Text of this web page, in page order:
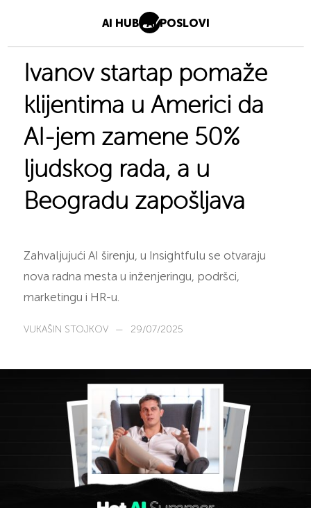
AI HUB AI POSLOVI
Ivanov startap pomaže
klijentima u Americi da
AI-jem zamene 50%
ljudskog rada, a u
Beogradu zapošljava
Zahvaljujući AI širenju, u Insightfulu se otvaraju
nova radna mesta u inženjeringu, podršci,
marketingu i HR-u.
VUKAŠIN STOJKOV — 29/07/2025